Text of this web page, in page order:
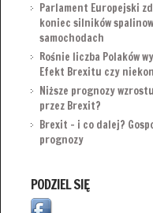
Parlament Europejski
koniec silników
samochodach
Rośnie liczba Polaków
Efekt Brexitu czy
Niższe prognozy
przez Brexit?
Brexit – i co dalej?
prognozy
PODZIEL SIĘ